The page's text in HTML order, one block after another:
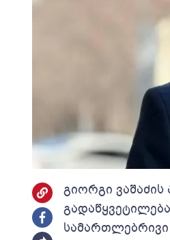
გიორგი ვაშაძის
სამართლებრივი